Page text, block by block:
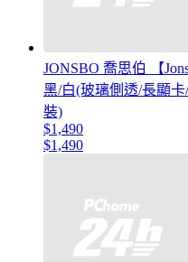
JONSBO 喬思伯 【
黑/白(玻璃側透/長顯
裝)
$1,490
$1,490